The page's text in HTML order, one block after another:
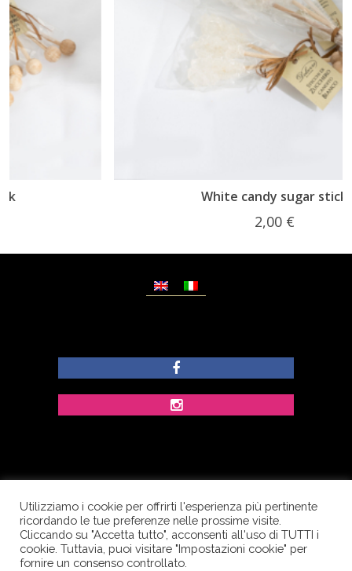
White candy sugar stick
© Copyright Dolcezze di Ferrentino A. - P.IVA
IT02609400656 - Tutti i diritti riservati.
Corso Palatucci, 65 - 84013 Cava de’ Tirreni (SA) -
Utilizziamo i cookie per offrirti l'esperienza più pertinente
ricordando le tue preferenze nelle prossime visite.
Cliccando su "Accetta tutto", acconsenti all'uso di TUTTI i
cookie. Tuttavia, puoi visitare "Impostazioni cookie" per
fornire un consenso controllato.